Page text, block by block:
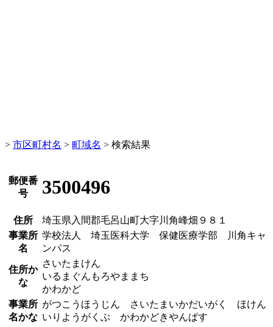
> 市区町村名 > 町域名 > 検索結果
郵便番
号
3500496
住所
埼玉県入間郡毛呂山町大字川角峰畑９８１
事業所
名
学校法人 埼玉医科大学 保健医療学部 川角キャ
ンパス
住所か
な
さいたまけん
いるまぐんもろやままち
かわかど
事業所
名かな
がつこうほうじん さいたまいかだいがく ほけん
いりようがくぶ かわかどきやんぱす